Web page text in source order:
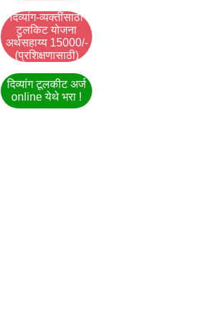
दिव्यांग-व्यक्तींसाठी
टुलकिट योजना
अर्थसहाय्य 15000/-
(प्रशिक्षणासाठी)
दिव्यांग टूलकीट अर्ज
online येथे भरा !